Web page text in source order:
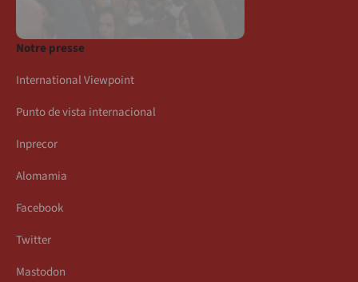
Notre presse
International Viewpoint
Punto de vista internacional
Inprecor
Alomamia
Facebook
Twitter
Mastodon